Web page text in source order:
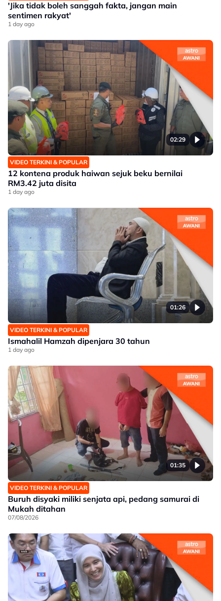
'Jika tidak boleh sanggah fakta, jangan main
sentimen rakyat'
1 day ago
02:29
VIDEO TERKINI & POPULAR
12 kontena produk haiwan sejuk beku bernilai
RM3.42 juta disita
1 day ago
01:26
VIDEO TERKINI & POPULAR
Ismahalil Hamzah dipenjara 30 tahun
1 day ago
01:35
VIDEO TERKINI & POPULAR
Buruh disyaki miliki senjata api, pedang samurai di
Mukah ditahan
07/08/2026